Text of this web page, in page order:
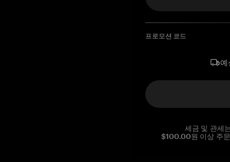
프로모션 코드
예
세금 및 관세
$100.00원 이상 주